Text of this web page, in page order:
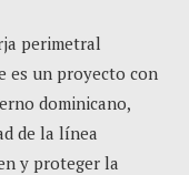
perimetral
es un proyecto con
dominicano,
de la línea
y proteger la